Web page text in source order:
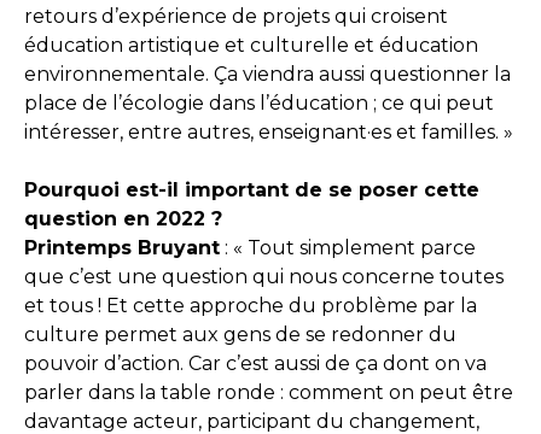
retours d’expérience de projets qui croisent
éducation artistique et culturelle et éducation
environnementale. Ça viendra aussi questionner la
place de l’écologie dans l’éducation ; ce qui peut
intéresser, entre autres, enseignant·es et familles. »
Pourquoi est-il important de se poser cette
question en 2022 ?
Printemps Bruyant : « Tout simplement parce
que c’est une question qui nous concerne toutes
et tous ! Et cette approche du problème par la
culture permet aux gens de se redonner du
pouvoir d’action. Car c’est aussi de ça dont on va
parler dans la table ronde : comment on peut être
davantage acteur, participant du changement,